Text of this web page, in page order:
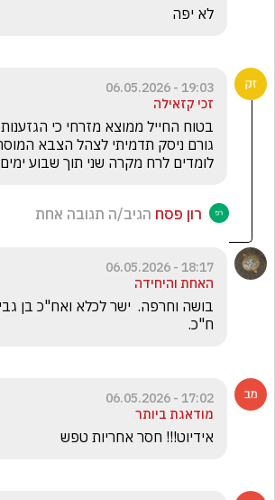
לא יפה
19:03 - 06.05.2026
זכי קזאילה
לומדים לרח מקרה שני תוך שבוע ימים
רון פסח הגיב/ה תגובה אחת
18:17 - 06.05.2026
האחת והיחידה
ח"כ.
17:02 - 06.05.2026
מודאגת ביותר
אידיוט!!! חסר אחריות טפש